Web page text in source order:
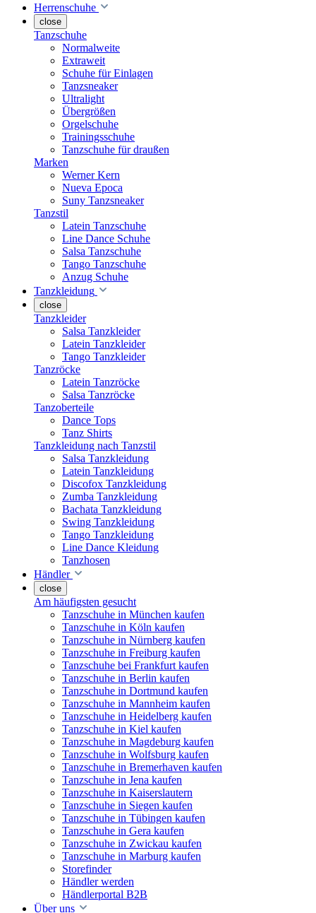
Herrenschuhe
close
Tanzschuhe
Normalweite
Extraweit
Schuhe für Einlagen
Tanzsneaker
Ultralight
Übergrößen
Orgelschuhe
Trainingsschuhe
Tanzschuhe für draußen
Marken
Werner Kern
Nueva Epoca
Suny Tanzsneaker
Tanzstil
Latein Tanzschuhe
Line Dance Schuhe
Salsa Tanzschuhe
Tango Tanzschuhe
Anzug Schuhe
Tanzkleidung
close
Tanzkleider
Salsa Tanzkleider
Latein Tanzkleider
Tango Tanzkleider
Tanzröcke
Latein Tanzröcke
Salsa Tanzröcke
Tanzoberteile
Dance Tops
Tanz Shirts
Tanzkleidung nach Tanzstil
Salsa Tanzkleidung
Latein Tanzkleidung
Discofox Tanzkleidung
Zumba Tanzkleidung
Bachata Tanzkleidung
Swing Tanzkleidung
Tango Tanzkleidung
Line Dance Kleidung
Tanzhosen
Händler
close
Am häufigsten gesucht
Tanzschuhe in München kaufen
Tanzschuhe in Köln kaufen
Tanzschuhe in Nürnberg kaufen
Tanzschuhe in Freiburg kaufen
Tanzschuhe bei Frankfurt kaufen
Tanzschuhe in Berlin kaufen
Tanzschuhe in Dortmund kaufen
Tanzschuhe in Mannheim kaufen
Tanzschuhe in Heidelberg kaufen
Tanzschuhe in Kiel kaufen
Tanzschuhe in Magdeburg kaufen
Tanzschuhe in Wolfsburg kaufen
Tanzschuhe in Bremerhaven kaufen
Tanzschuhe in Jena kaufen
Tanzschuhe in Kaiserslautern
Tanzschuhe in Siegen kaufen
Tanzschuhe in Tübingen kaufen
Tanzschuhe in Gera kaufen
Tanzschuhe in Zwickau kaufen
Tanzschuhe in Marburg kaufen
Storefinder
Händler werden
Händlerportal B2B
Über uns